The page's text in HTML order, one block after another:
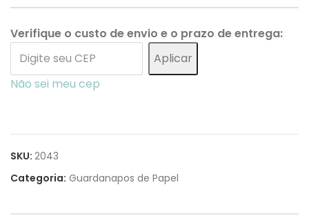
Verifique o custo de envio e o prazo de entrega:
Aplicar
Não sei meu cep
SKU: 2043
Categoria: Guardanapos de Papel